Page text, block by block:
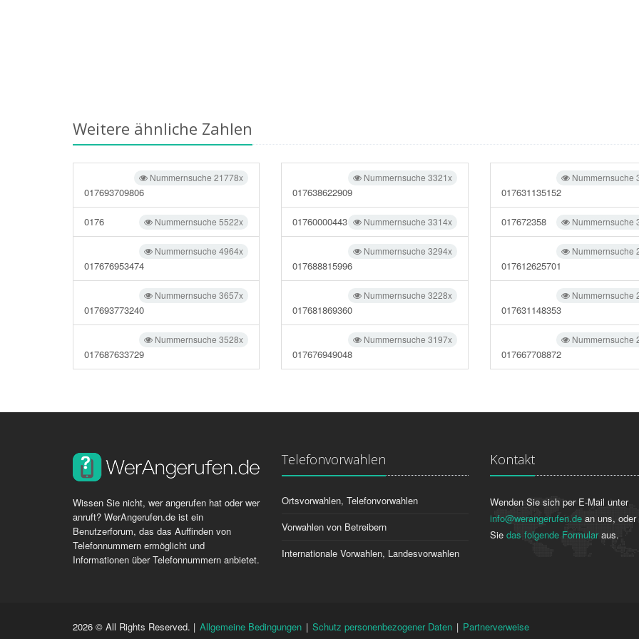
Weitere ähnliche Zahlen
Nummernsuche 21778x
017693709806
Nummernsuche 5522x
0176
Nummernsuche 4964x
017676953474
Nummernsuche 3657x
017693773240
Nummernsuche 3528x
017687633729
Nummernsuche 3321x
017638622909
Nummernsuche 3314x
01760000443
Nummernsuche 3294x
017688815996
Nummernsuche 3228x
017681869360
Nummernsuche 3197x
017676949048
Nummernsuche
017631135152
Nummernsuche
017672358
Nummernsuche
017612625701
Nummernsuche
017631148353
Nummernsuche
017667708872
Wissen Sie nicht, wer angerufen hat oder wer
anruft? WerAngerufen.de ist ein
Benutzerforum, das das Auffinden von
Telefonnummern ermöglicht und
Informationen über Telefonnummern anbietet.
Telefonvorwahlen
Ortsvorwahlen, Telefonvorwahlen
Vorwahlen von Betreibern
Internationale Vorwahlen, Landesvorwahlen
Kontakt
Wenden Sie sich per E-Mail unter
info@werangerufen.de an uns, oder
Sie das folgende Formularaus.
2026 © All Rights Reserved. | Allgemeine Bedingungen | Schutz personenbezogener Daten | Partnerverweise